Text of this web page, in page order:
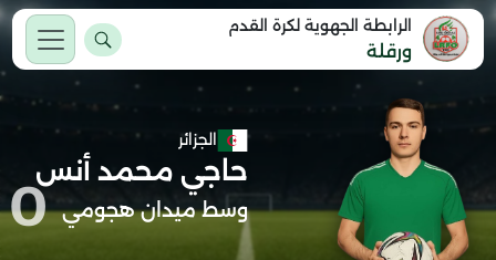
الرابطة الجهوية لكرة القدم
ورقلة
الجزائر
حاجي محمد أنس
وسط ميدان هجومي 0